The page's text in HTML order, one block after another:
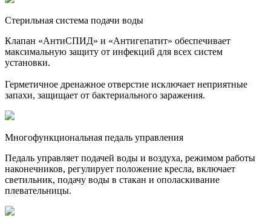
Стерильная система подачи воды
Клапан «АнтиСПИД» и «Антигепатит» обеспечивает
максимальную защиту от инфекций для всех систем
установки.
Герметичное дренажное отверстие исключает неприятные
запахи, защищает от бактериального заражения.
Многофункциональная педаль управления
Педаль управляет подачей воды и воздуха, режимом работы
наконечников, регулирует положение кресла, включает
светильник, подачу воды в стакан и ополаскивание
плевательницы.